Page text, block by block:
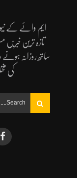
ایم وائے کے
تازہ ترین
ساتھ روزانہ
کی